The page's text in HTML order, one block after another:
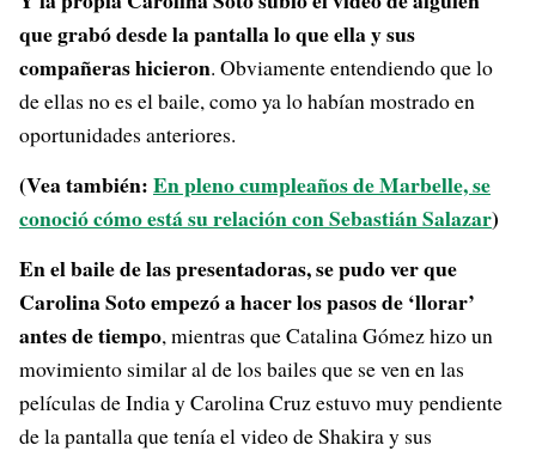
que grabó desde la pantalla lo que ella y sus
compañeras hicieron. Obviamente entendiendo que lo
de ellas no es el baile, como ya lo habían mostrado en
oportunidades anteriores.
(Vea también:En pleno cumpleaños de Marbelle, se
conoció cómo está su relación con Sebastián Salazar)
En el baile de las presentadoras, se pudo ver que
Carolina Soto empezó a hacer los pasos de ‘llorar’
antes de tiempo, mientras que Catalina Gómez hizo un
movimiento similar al de los bailes que se ven en las
películas de India y Carolina Cruz estuvo muy pendiente
de la pantalla que tenía el video de Shakira y sus